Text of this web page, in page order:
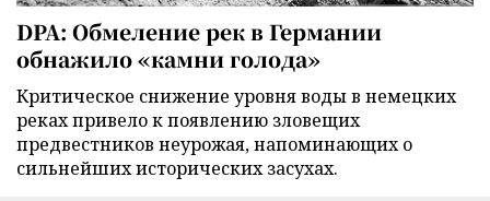
DPA: Обмеление рек в Германии
обнажило «камни голода»
Критическое снижение уровня воды в немецких
реках привело к появлению зловещих
предвестников неурожая, напоминающих о
сильнейших исторических засухах.